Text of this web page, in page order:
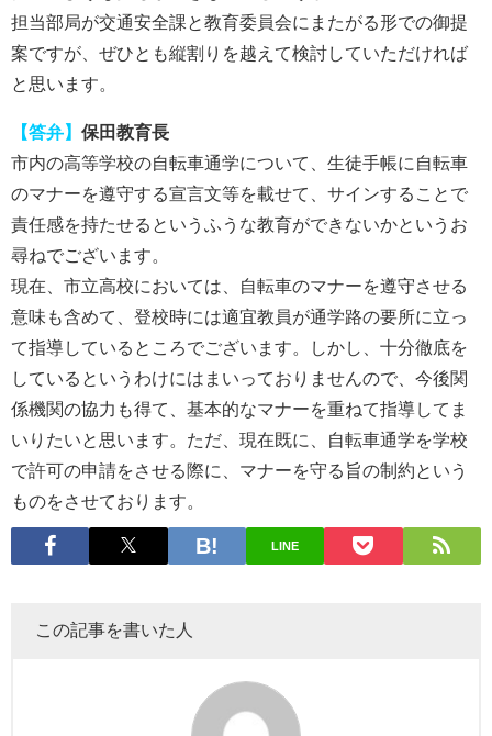
担当部局が交通安全課と教育委員会にまたがる形での御提
案ですが、ぜひとも縦割りを越えて検討していただければ
と思います。
【答弁】 保田教育長
市内の高等学校の自転車通学について、生徒手帳に自転車
のマナーを遵守する宣言文等を載せて、サインすることで
責任感を持たせるというふうな教育ができないかというお
尋ねでございます。
現在、市立高校においては、自転車のマナーを遵守させる
意味も含めて、登校時には適宜教員が通学路の要所に立っ
て指導しているところでございます。しかし、十分徹底を
しているというわけにはまいっておりませんので、今後関
係機関の協力も得て、基本的なマナーを重ねて指導してま
いりたいと思います。ただ、現在既に、自転車通学を学校
で許可の申請をさせる際に、マナーを守る旨の制約という
ものをさせております。
LINE
この記事を書いた人